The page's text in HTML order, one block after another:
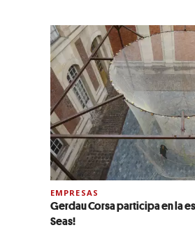
EMPRESAS
Gerdau Corsa participa en la
Seas!